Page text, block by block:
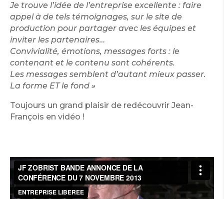
Je trouve l’idée de l’entreprise excellente : faire
appel à de tels témoignages, sur le site de
production pour partager avec les équipes et
inviter les partenaires…
Convivialité, émotions, messages forts : le
contenant et le contenu sont cohérents.
Les messages semblent d’autant mieux passer.
La forme ET le fond »
Toujours un grand plaisir de redécouvrir Jean-
François en vidéo !